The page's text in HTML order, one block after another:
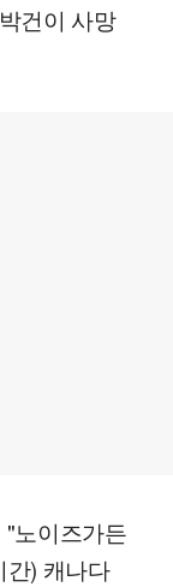
건이 사망
"노이즈가든
간) 캐나다